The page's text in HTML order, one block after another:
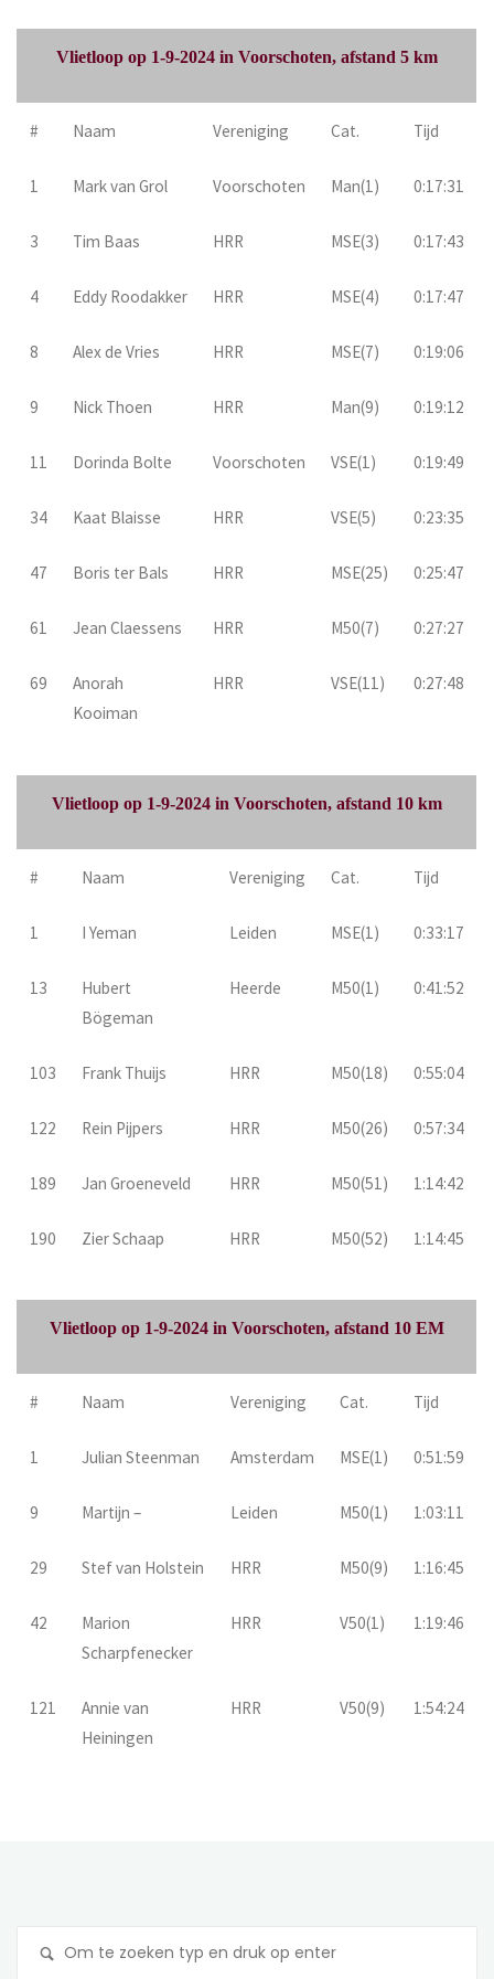
Vlietloop op 1-9-2024 in Voorschoten, afstand 5 km
# Naam Vereniging Cat. Tijd
1 Mark van Grol Voorschoten Man(1) 0:17:31
3 Tim Baas HRR MSE(3) 0:17:43
4 Eddy Roodakker HRR MSE(4) 0:17:47
8 Alex de Vries HRR MSE(7) 0:19:06
9 Nick Thoen HRR Man(9) 0:19:12
11 Dorinda Bolte Voorschoten VSE(1) 0:19:49
34 Kaat Blaisse HRR VSE(5) 0:23:35
47 Boris ter Bals HRR MSE(25) 0:25:47
61 Jean Claessens HRR M50(7) 0:27:27
69
Anorah
Kooiman
HRR VSE(11) 0:27:48
Vlietloop op 1-9-2024 in Voorschoten, afstand 10 km
# Naam Vereniging Cat. Tijd
1 I Yeman Leiden MSE(1) 0:33:17
13
Hubert
Bögeman
Heerde M50(1) 0:41:52
103 Frank Thuijs HRR M50(18) 0:55:04
122 Rein Pijpers HRR M50(26) 0:57:34
189 Jan Groeneveld HRR M50(51) 1:14:42
190 Zier Schaap HRR M50(52) 1:14:45
Vlietloop op 1-9-2024 in Voorschoten, afstand 10 EM
# Naam Vereniging Cat. Tijd
1 Julian Steenman Amsterdam MSE(1) 0:51:59
9 Martijn – Leiden M50(1) 1:03:11
29 Stef van Holstein HRR M50(9) 1:16:45
42
Marion
Scharpfenecker
HRR V50(1) 1:19:46
121
Annie van
Heiningen
HRR V50(9) 1:54:24